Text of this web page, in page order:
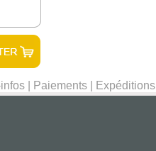
Paiements Expéditions